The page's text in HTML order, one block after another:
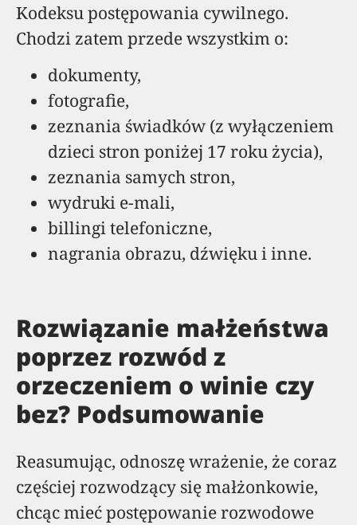
Kodeksu postępowania cywilnego.
Chodzi zatem przede wszystkim o:
dokumenty,
fotografie,
zeznania świadków (z wyłączeniem
dzieci stron poniżej 17 roku życia),
zeznania samych stron,
wydruki e-mali,
billingi telefoniczne,
nagrania obrazu, dźwięku i inne.
Rozwiązanie małżeństwa
poprzez rozwód z
orzeczeniem o winie czy
bez? Podsumowanie
Reasumując, odnoszę wrażenie, że coraz
częściej rozwodzący się małżonkowie,
chcąc mieć postępowanie rozwodowe